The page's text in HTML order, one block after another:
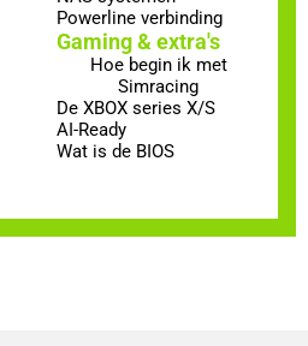
Powerline verbinding
Gaming & extra's
Hoe begin ik met
Simracing
De XBOX series X/S
AI-Ready
Wat is de BIOS